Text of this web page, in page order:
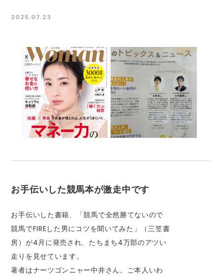
2025.07.23
お手伝いした競馬本が激走中です
お手伝いした書籍、「競馬で全然勝てないので
競馬でFIREした男にコツを聞いてみた」（三笠書
房）が4月に発売され、たちまち4万部のアツい
走りを見せています。
著者はナーツゴンニャー中井さん。ご本人いわ